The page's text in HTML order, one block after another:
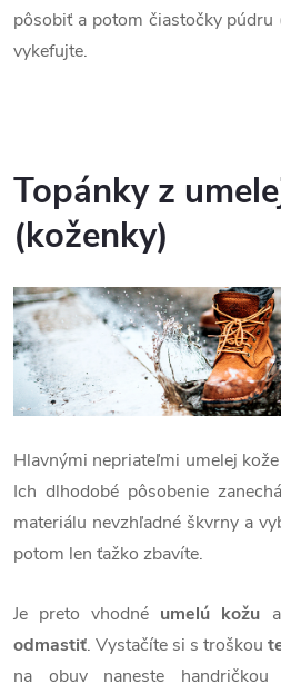
pôsobiť a potom čiastočky púdru
vykefujte.
Topánky z
(koženky)
Hlavnými nepriateľmi umelej
Ich dlhodobé pôsobenie
materiálu nevzhľadné škvrny a
potom len ťažko zbavíte.
Je preto vhodné umelú kožu
odmastiť. Vystačíte si s troškou
na obuv naneste